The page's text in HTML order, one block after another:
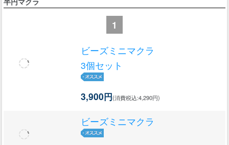
1
ビーズミニマクラ
3個セット
3,900円(消費税込:4,290円)
ビーズミニマクラ